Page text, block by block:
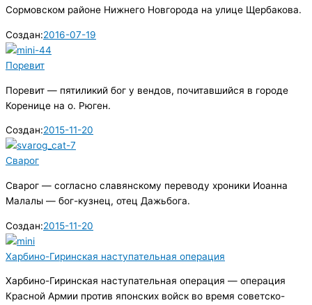
Сормовском районе Нижнего Новгорода на улице Щербакова.
Создан:2016-07-19
Поревит
Поревит — пятиликий бог у вендов, почитавшийся в городе
Коренице на о. Рюген.
Создан:2015-11-20
Сварог
Сварог — согласно славянскому переводу хроники Иоанна
Малалы — бог-кузнец, отец Дажьбога.
Создан:2015-11-20
Харбино-Гиринская наступательная операция
Харбино-Гиринская наступательная операция — операция
Красной Армии против японских войск во время советско-